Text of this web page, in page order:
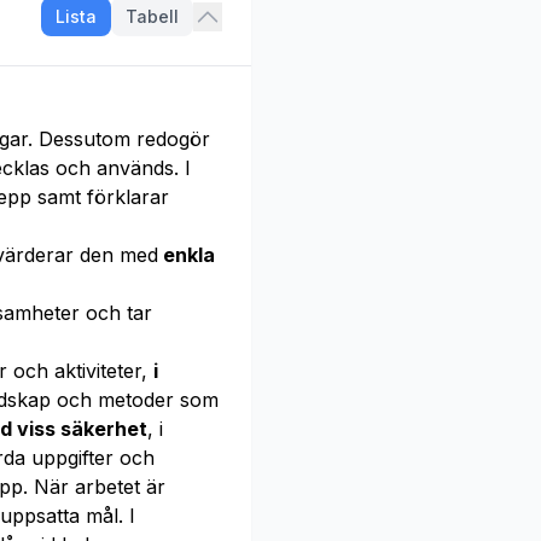
Lista Tabell
Dessutom redogör
och används. I
samt förklarar
den med enkla
och tar
och aktiviteter, i
och metoder som
viss säkerhet, i
uppgifter och
När arbetet är
mål. I